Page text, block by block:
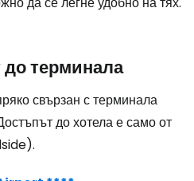
до терминала
свързан с терминала
до хотела е само от